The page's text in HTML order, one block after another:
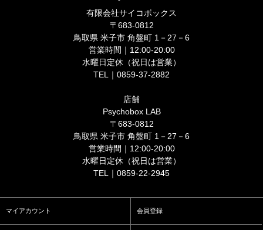
有限会社サイコボックス
〒683-0812
鳥取県 米子市 角盤町 1－27－6
営業時間｜12:00-20:00
水曜日定休（祝日は営業）
TEL｜0859-37-2882
店舗
Psychobox LAB
〒683-0812
鳥取県 米子市 角盤町 1－27－6
営業時間｜12:00-20:00
水曜日定休（祝日は営業）
TEL｜0859-22-2945
マイアカウント 会員登録